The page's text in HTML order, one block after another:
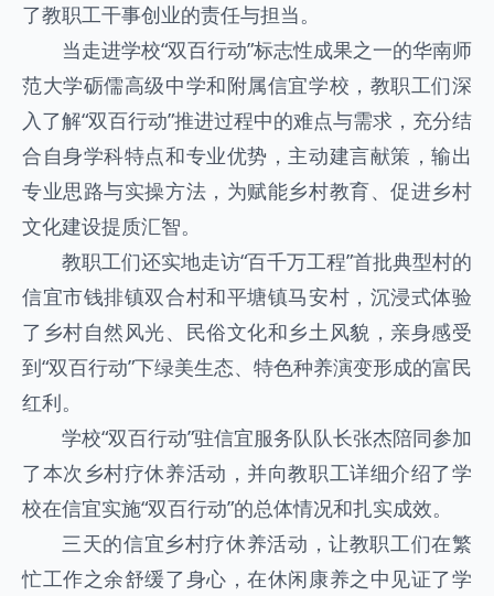
了教职工干事创业的责任与担当。
当走进学校“双百行动”标志性成果之一的华南师
范大学砺儒高级中学和附属信宜学校，教职工们深
入了解“双百行动”推进过程中的难点与需求，充分结
合自身学科特点和专业优势，主动建言献策，输出
专业思路与实操方法，为赋能乡村教育、促进乡村
文化建设提质汇智。
教职工们还实地走访“百千万工程”首批典型村的
信宜市钱排镇双合村和平塘镇马安村，沉浸式体验
了乡村自然风光、民俗文化和乡土风貌，亲身感受
到“双百行动”下绿美生态、特色种养演变形成的富民
红利。
学校“双百行动”驻信宜服务队队长张杰陪同参加
了本次乡村疗休养活动，并向教职工详细介绍了学
校在信宜实施“双百行动”的总体情况和扎实成效。
三天的信宜乡村疗休养活动，让教职工们在繁
忙工作之余舒缓了身心，在休闲康养之中见证了学